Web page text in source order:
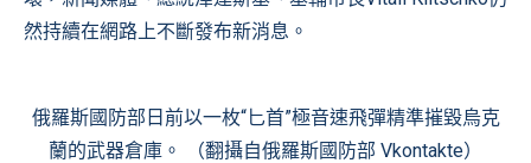
然持續在網路上不斷發布新消息。
俄羅斯國防部日前以一枚“匕首”極音速飛彈精準摧毀烏克
蘭的武器倉庫。 （翻攝自俄羅斯國防部 Vkontakte）